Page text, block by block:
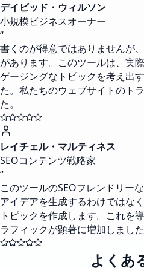
デイビッド・ウィルソン
小規模ビジネスオーナー
“
書くのが得意ではありませんが
があります。このツールは、実
ゲージングなトピックを考え出
た。私たちのウェブサイトのト
た。
レイチェル・マルティネス
SEOコンテンツ戦略家
“
このツールのSEOフレンドリー
アイデアを生成するわけではな
トピックを作成します。これを
ラフィックが顕著に増加しました
よくあ